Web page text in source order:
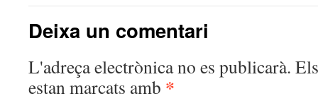
Deixa un comentari
L'adreça electrònica no es publicarà.
estan marcats amb *